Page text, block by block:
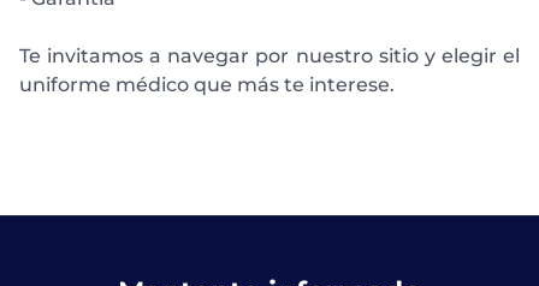
Te invitamos a navegar por nuestro sitio y elegir el
uniforme médico que más te interese.